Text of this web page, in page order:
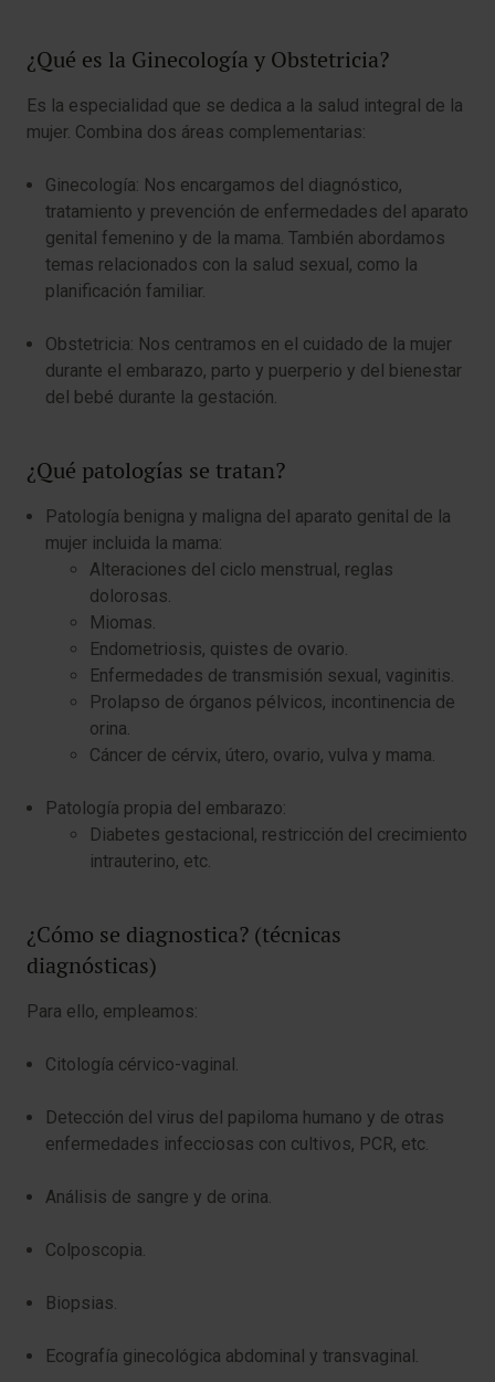
¿Qué es la Ginecología y Obstetricia?
Es la especialidad que se dedica a la salud integral de la
mujer. Combina dos áreas complementarias:
Ginecología: Nos encargamos del diagnóstico,
tratamiento y prevención de enfermedades del aparato
genital femenino y de la mama. También abordamos
temas relacionados con la salud sexual, como la
planificación familiar.
Obstetricia: Nos centramos en el cuidado de la mujer
durante el embarazo, parto y puerperio y del bienestar
del bebé durante la gestación.
¿Qué patologías se tratan?
Patología benigna y maligna del aparato genital de la
mujer incluida la mama:
Alteraciones del ciclo menstrual, reglas
dolorosas.
Miomas.
Endometriosis, quistes de ovario.
Enfermedades de transmisión sexual, vaginitis.
Prolapso de órganos pélvicos, incontinencia de
orina.
Cáncer de cérvix, útero, ovario, vulva y mama.
Patología propia del embarazo:
Diabetes gestacional, restricción del crecimiento
intrauterino, etc.
¿Cómo se diagnostica? (técnicas
diagnósticas)
Para ello, empleamos:
Citología cérvico-vaginal.
Detección del virus del papiloma humano y de otras
enfermedades infecciosas con cultivos, PCR, etc.
Análisis de sangre y de orina.
Colposcopia.
Biopsias.
Ecografía ginecológica abdominal y transvaginal.